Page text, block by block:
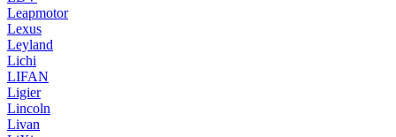
Leapmotor
Lexus
Leyland
Lichi
LIFAN
Ligier
Lincoln
Livan